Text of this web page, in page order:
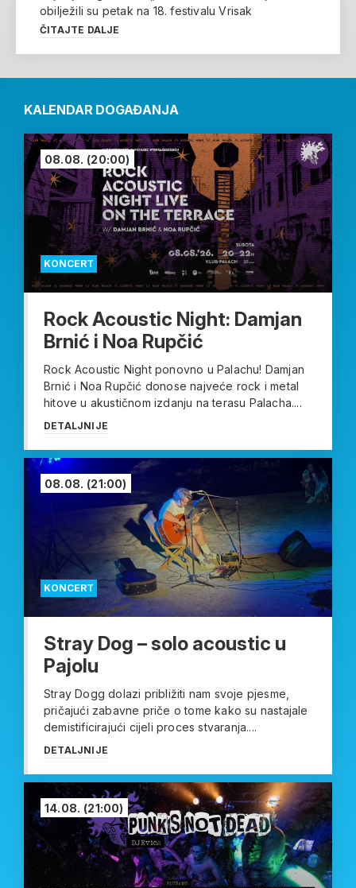
obilježili su petak na 18. festivalu Vrisak
ČITAJTE DALJE
KALENDAR DOGAĐANJA
KONCERT
08.08. (20:00)
Rock Acoustic Night: Damjan
Brnić i Noa Rupčić
Rock Acoustic Night ponovno u Palachu! Damjan
Brnić i Noa Rupčić donose najveće rock i metal
hitove u akustičnom izdanju na terasu Palacha....
DETALJNIJE
KONCERT
08.08. (21:00)
Stray Dog – solo acoustic u
Pajolu
Stray Dogg dolazi približiti nam svoje pjesme,
pričajući zabavne priče o tome kako su nastajale
demistificirajući cijeli proces stvaranja....
DETALJNIJE
14.08. (21:00)